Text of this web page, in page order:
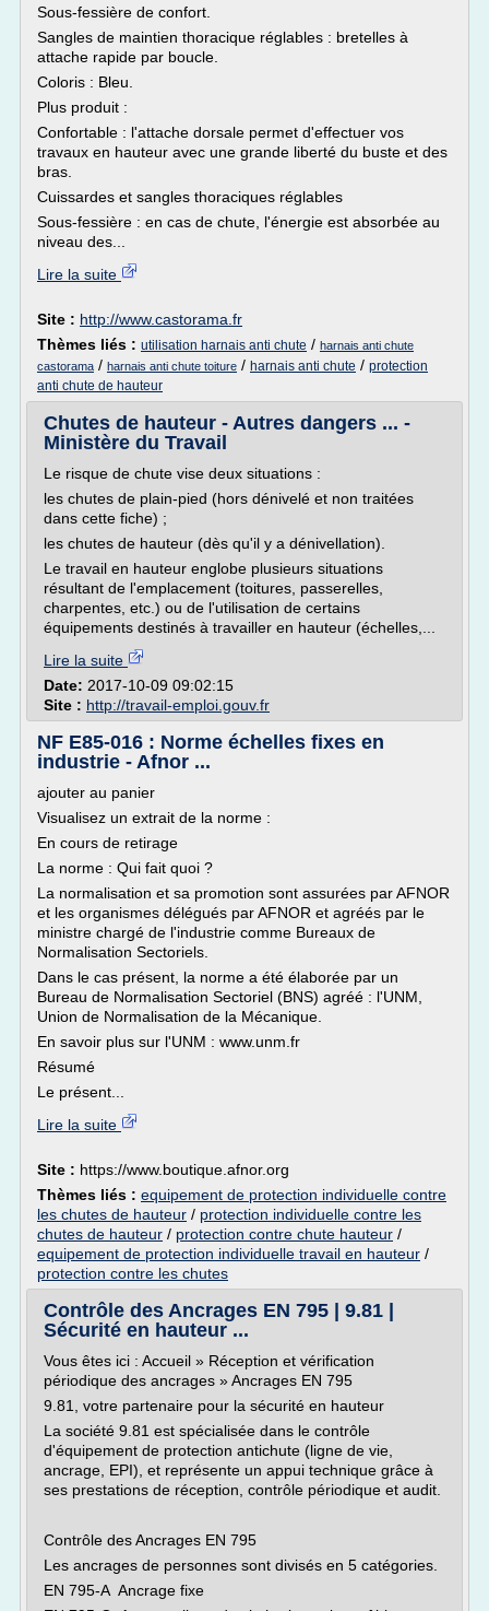
Sous-fessière de confort.
Sangles de maintien thoracique réglables : bretelles à
attache rapide par boucle.
Coloris : Bleu.
Plus produit :
Confortable : l'attache dorsale permet d'effectuer vos
travaux en hauteur avec une grande liberté du buste et des
bras.
Cuissardes et sangles thoraciques réglables
Sous-fessière : en cas de chute, l'énergie est absorbée au
niveau des...
Lire la suite
Site : http://www.castorama.fr
Thèmes liés : utilisation harnais anti chute / harnais anti chute
castorama / harnais anti chute toiture / harnais anti chute / protection
anti chute de hauteur
Chutes de hauteur - Autres dangers ... -
Ministère du Travail
Le risque de chute vise deux situations :
les chutes de plain-pied (hors dénivelé et non traitées
dans cette fiche) ;
les chutes de hauteur (dès qu'il y a dénivellation).
Le travail en hauteur englobe plusieurs situations
résultant de l'emplacement (toitures, passerelles,
charpentes, etc.) ou de l'utilisation de certains
équipements destinés à travailler en hauteur (échelles,...
Lire la suite
Date: 2017-10-09 09:02:15
Site : http://travail-emploi.gouv.fr
NF E85-016 : Norme échelles fixes en
industrie - Afnor ...
ajouter au panier
Visualisez un extrait de la norme :
En cours de retirage
La norme : Qui fait quoi ?
La normalisation et sa promotion sont assurées par AFNOR
et les organismes délégués par AFNOR et agréés par le
ministre chargé de l'industrie comme Bureaux de
Normalisation Sectoriels.
Dans le cas présent, la norme a été élaborée par un
Bureau de Normalisation Sectoriel (BNS) agréé : l'UNM,
Union de Normalisation de la Mécanique.
En savoir plus sur l'UNM : www.unm.fr
Résumé
Le présent...
Lire la suite
Site : https://www.boutique.afnor.org
Thèmes liés : equipement de protection individuelle contre
les chutes de hauteur / protection individuelle contre les
chutes de hauteur / protection contre chute hauteur /
equipement de protection individuelle travail en hauteur /
protection contre les chutes
Contrôle des Ancrages EN 795 | 9.81 |
Sécurité en hauteur ...
Vous êtes ici : Accueil » Réception et vérification
périodique des ancrages » Ancrages EN 795
9.81, votre partenaire pour la sécurité en hauteur
La société 9.81 est spécialisée dans le contrôle
d'équipement de protection antichute (ligne de vie,
ancrage, EPI), et représente un appui technique grâce à
ses prestations de réception, contrôle périodique et audit.
Contrôle des Ancrages EN 795
Les ancrages de personnes sont divisés en 5 catégories.
EN 795-A Ancrage fixe